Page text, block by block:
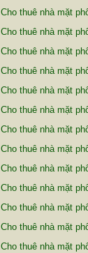
Cho thuê nhà mặt
Cho thuê nhà mặt
Cho thuê nhà mặt
Cho thuê nhà mặt
Cho thuê nhà mặt
Cho thuê nhà mặt
Cho thuê nhà mặt
Cho thuê nhà mặt
Cho thuê nhà mặt
Cho thuê nhà mặt
Cho thuê nhà mặt
Cho thuê nhà mặt
Cho thuê nhà mặt